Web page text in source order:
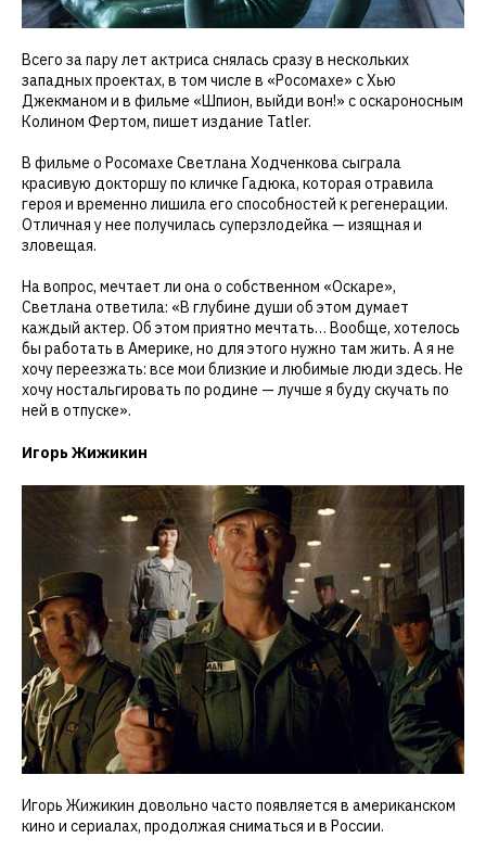
Всего за пару лет актриса снялась сразу в нескольких
западных проектах, в том числе в «Росомахе» с Хью
Джекманом и в фильме «Шпион, выйди вон!» с оскароносным
Колином Фертом, пишет издание Tatler.
В фильме о Росомахе Светлана Ходченкова сыграла
красивую докторшу по кличке Гадюка, которая отравила
героя и временно лишила его способностей к регенерации.
Отличная у нее получилась суперзлодейка — изящная и
зловещая.
На вопрос, мечтает ли она о собственном «Оскаре»,
Светлана ответила: «В глубине души об этом думает
каждый актер. Об этом приятно мечтать… Вообще, хотелось
бы работать в Америке, но для этого нужно там жить. А я не
хочу переезжать: все мои близкие и любимые люди здесь. Не
хочу ностальгировать по родине — лучше я буду скучать по
ней в отпуске».
Игорь Жижикин
Игорь Жижикин довольно часто появляется в американском
кино и сериалах, продолжая сниматься и в России.